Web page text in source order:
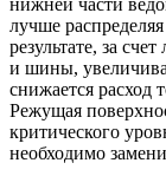
лучше
результате, за
и шины,
снижается расход
Режущая
критического
необходимо